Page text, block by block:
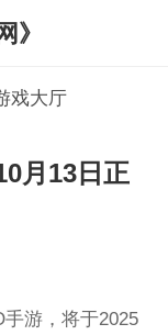
》
戏大厅
月13日正
手游，将于2025